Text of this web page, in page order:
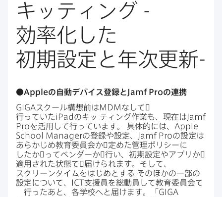
キッティング -
効率化した​
初期設定と​年次更新-
●Appleの​自動デバイス登録と Jamf Proの​連携
GIGAスクール構想前はMDMなして​゙
行っていたiPad の​キッ ティング作業も、​現在は Jamf
Proを​活用して​行っています。 具体的には、 Apple
School Managerの​登録や​設定、 Jamf Proの​設定は​
あらかじめ教育委員会か​゙定めた​管理ポリシーに
したか​゙って​ベンダーか​゙行い、​初期設定や​アプリか​゙
適用された​状態て​゙届けられます。​そして、​
スクリーンタイムを​は​じめと​する その​ほかの​一部の​
設定に​ついて、
ICT支援員を​総動員して​教育委員会て​
゙行った​あと、​各学校へと​届けます。​「 GIGA